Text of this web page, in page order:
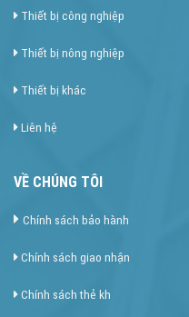
Thiết bị công nghiệp
Thiết bị nông nghiệp
Thiết bị khác
Liên hệ
VỀ CHÚNG TÔI
Chính sách bảo hành
Chính sách giao nhận
Chính sách thẻ kh